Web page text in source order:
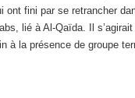
ont fini par se retrancher
lié à Al-Qaïda. Il
à la présence de groupe